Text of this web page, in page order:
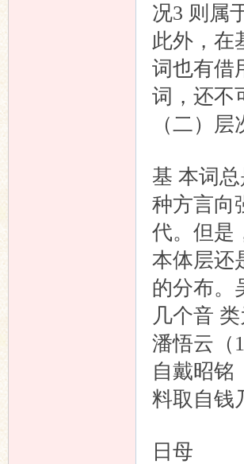
况3 则属
此外，在
词也有借
词，还不
（二）
基 本词
种方言向
代。但是
本体层还
的分布。
几个音
潘悟云（
自戴昭铭
料取自钱
日母